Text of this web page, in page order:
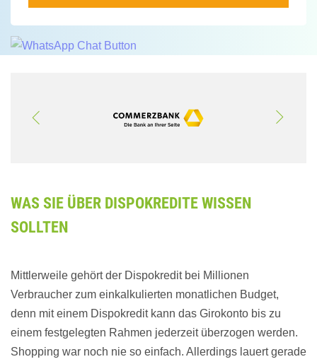
WAS SIE ÜBER DISPOKREDITE WISSEN
SOLLTEN
Mittlerweile gehört der Dispokredit bei Millionen
Verbraucher zum einkalkulierten monatlichen Budget,
denn mit einem Dispokredit kann das Girokonto bis zu
einem festgelegten Rahmen jederzeit überzogen werden.
Shopping war noch nie so einfach. Allerdings lauert gerade